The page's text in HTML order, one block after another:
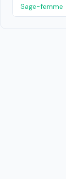
Sage-femme